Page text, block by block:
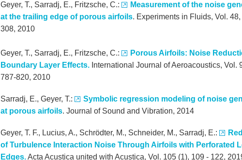
Geyer, T., Sarradj, E., Fritzsche, C.:
Measurement of the noise
at the trailing edge of porous airfoils. Experiments in Fluids, Vol.
308, 2010
Geyer, T., Sarradj, E., Fritzsche, C.:
Porous Airfoils: Noise
Boundary Layer Effects. International Journal of Aeroacoustics, Vol.
787-820, 2010
Sarradj, E., Geyer, T.:
Symbolic regression modeling of noise
at porous airfoils. Journal of Sound and Vibration, 2014
Geyer, T. F., Lucius, A., Schrödter, M., Schneider, M., Sarradj, E.:
of Turbulence Interaction Noise Through Airfoils with Perforated
Edges.Acta Acustica united with Acustica, Vol. 105 (1), 109 - 122,